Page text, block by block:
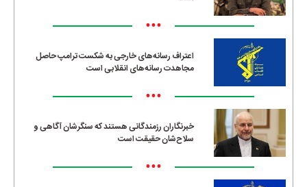
•••
اعتراف رسانه‌های خارجی به شکست ترامپ حاصل
مجاهدت رسانه‌های انقلابی است
•••
خبرنگاران رزمندگانی هستند که سنگرشان آگاهی و
سلاح‌شان حقیقت است
•••